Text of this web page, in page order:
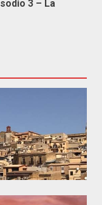
3 – La